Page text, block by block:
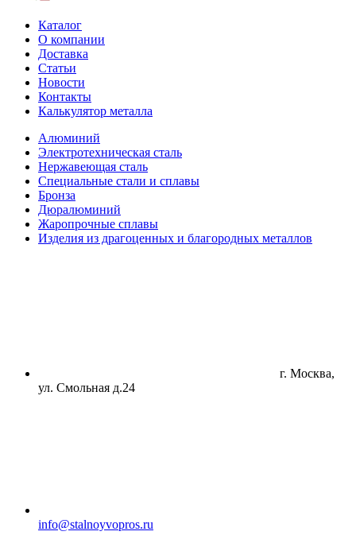
Каталог
О компании
Доставка
Статьи
Новости
Контакты
Калькулятор металла
Алюминий
Электротехническая сталь
Нержавеющая сталь
Специальные стали и сплавы
Бронза
Дюралюминий
Жаропрочные сплавы
Изделия из драгоценных и благородных металлов
г. Москва,
ул. Смольная д.24
info@stalnoyvopros.ru